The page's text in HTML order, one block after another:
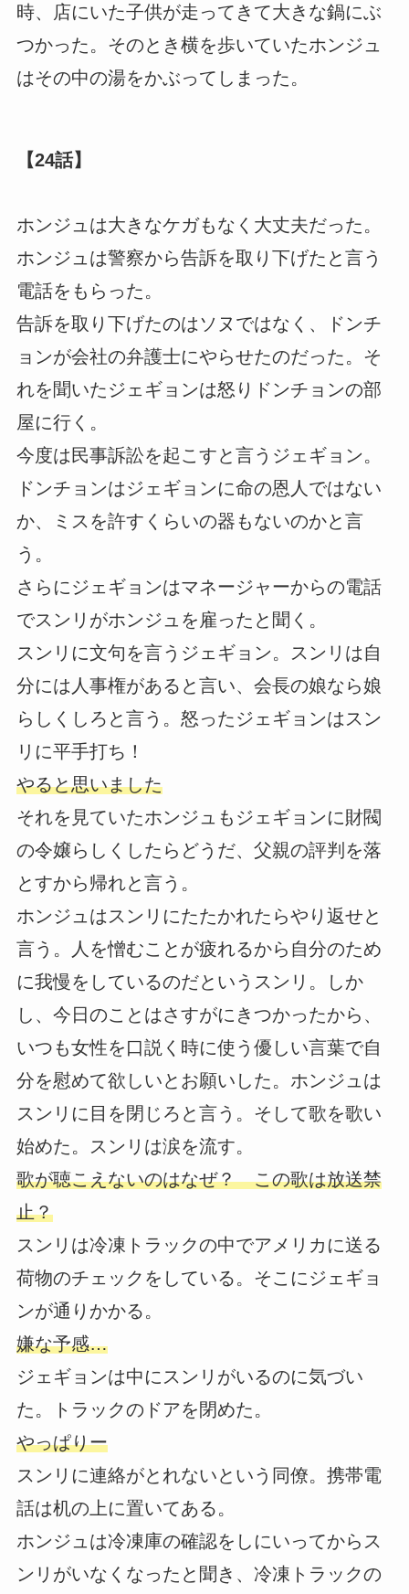
時、店にいた子供が走ってきて大きな鍋にぶ
つかった。そのとき横を歩いていたホンジュ
はその中の湯をかぶってしまった。
【24話】
ホンジュは大きなケガもなく大丈夫だった。
ホンジュは警察から告訴を取り下げたと言う
電話をもらった。
告訴を取り下げたのはソヌではなく、ドンチ
ョンが会社の弁護士にやらせたのだった。そ
れを聞いたジェギョンは怒りドンチョンの部
屋に行く。
今度は民事訴訟を起こすと言うジェギョン。
ドンチョンはジェギョンに命の恩人ではない
か、ミスを許すくらいの器もないのかと言
う。
さらにジェギョンはマネージャーからの電話
でスンリがホンジュを雇ったと聞く。
スンリに文句を言うジェギョン。スンリは自
分には人事権があると言い、会長の娘なら娘
らしくしろと言う。怒ったジェギョンはスン
リに平手打ち！
やると思いました
それを見ていたホンジュもジェギョンに財閥
の令嬢らしくしたらどうだ、父親の評判を落
とすから帰れと言う。
ホンジュはスンリにたたかれたらやり返せと
言う。人を憎むことが疲れるから自分のため
に我慢をしているのだというスンリ。しか
し、今日のことはさすがにきつかったから、
いつも女性を口説く時に使う優しい言葉で自
分を慰めて欲しいとお願いした。ホンジュは
スンリに目を閉じろと言う。そして歌を歌い
始めた。スンリは涙を流す。
歌が聴こえないのはなぜ？ この歌は放送禁
止？
スンリは冷凍トラックの中でアメリカに送る
荷物のチェックをしている。そこにジェギョ
ンが通りかかる。
嫌な予感…
ジェギョンは中にスンリがいるのに気づい
た。トラックのドアを閉めた。
やっぱりー
スンリに連絡がとれないという同僚。携帯電
話は机の上に置いてある。
ホンジュは冷凍庫の確認をしにいってからス
ンリがいなくなったと聞き、冷凍トラックの